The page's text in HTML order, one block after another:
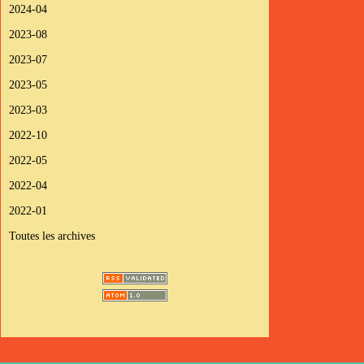
2024-04
2023-08
2023-07
2023-05
2023-03
2022-10
2022-05
2022-04
2022-01
Toutes les archives